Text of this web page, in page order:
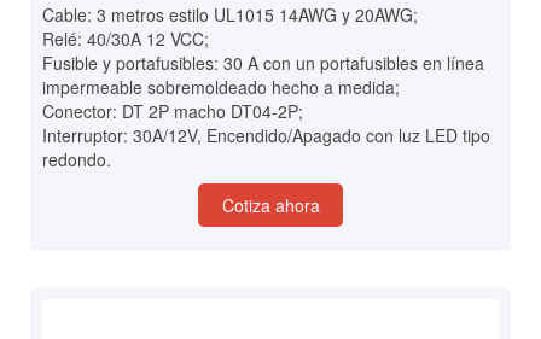
Cable: 3 metros estilo UL1015 14AWG y 20AWG;
Relé: 40/30A 12 VCC;
Fusible y portafusibles: 30 A con un portafusibles en línea
impermeable sobremoldeado hecho a medida;
Conector: DT 2P macho DT04-2P;
Interruptor: 30A/12V, Encendido/Apagado con luz LED tipo
redondo.
Cotiza ahora